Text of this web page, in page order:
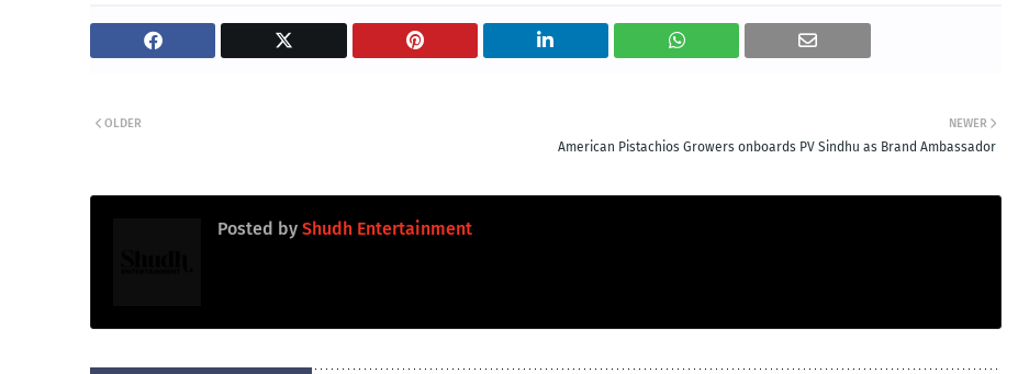
NEWER
American Pistachios Growers onboards PV Sindhu as Brand Ambassador
OLDER
Posted by Shudh Entertainment